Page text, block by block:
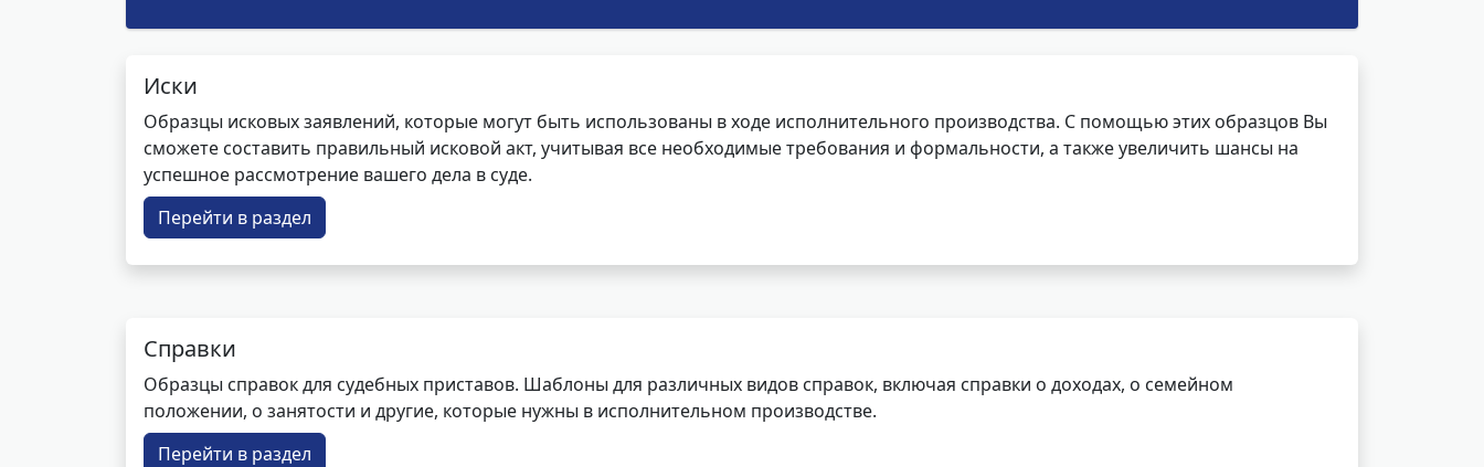
Иски
Образцы исковых заявлений, которые могут быть использованы в ходе исполнительного производства. С помощью этих образцов Вы
сможете составить правильный исковой акт, учитывая все необходимые требования и формальности, а также увеличить шансы на
успешное рассмотрение вашего дела в суде.
Перейти в раздел
Справки
Образцы справок для судебных приставов. Шаблоны для различных видов справок, включая справки о доходах, о семейном
положении, о занятости и другие, которые нужны в исполнительном производстве.
Перейти в раздел